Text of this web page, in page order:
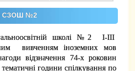
у СЗОШ №2
школі №2 І-ІІІ
вивченням іноземних мов
відзначення 74-х роковин
тематичні години спілкування по